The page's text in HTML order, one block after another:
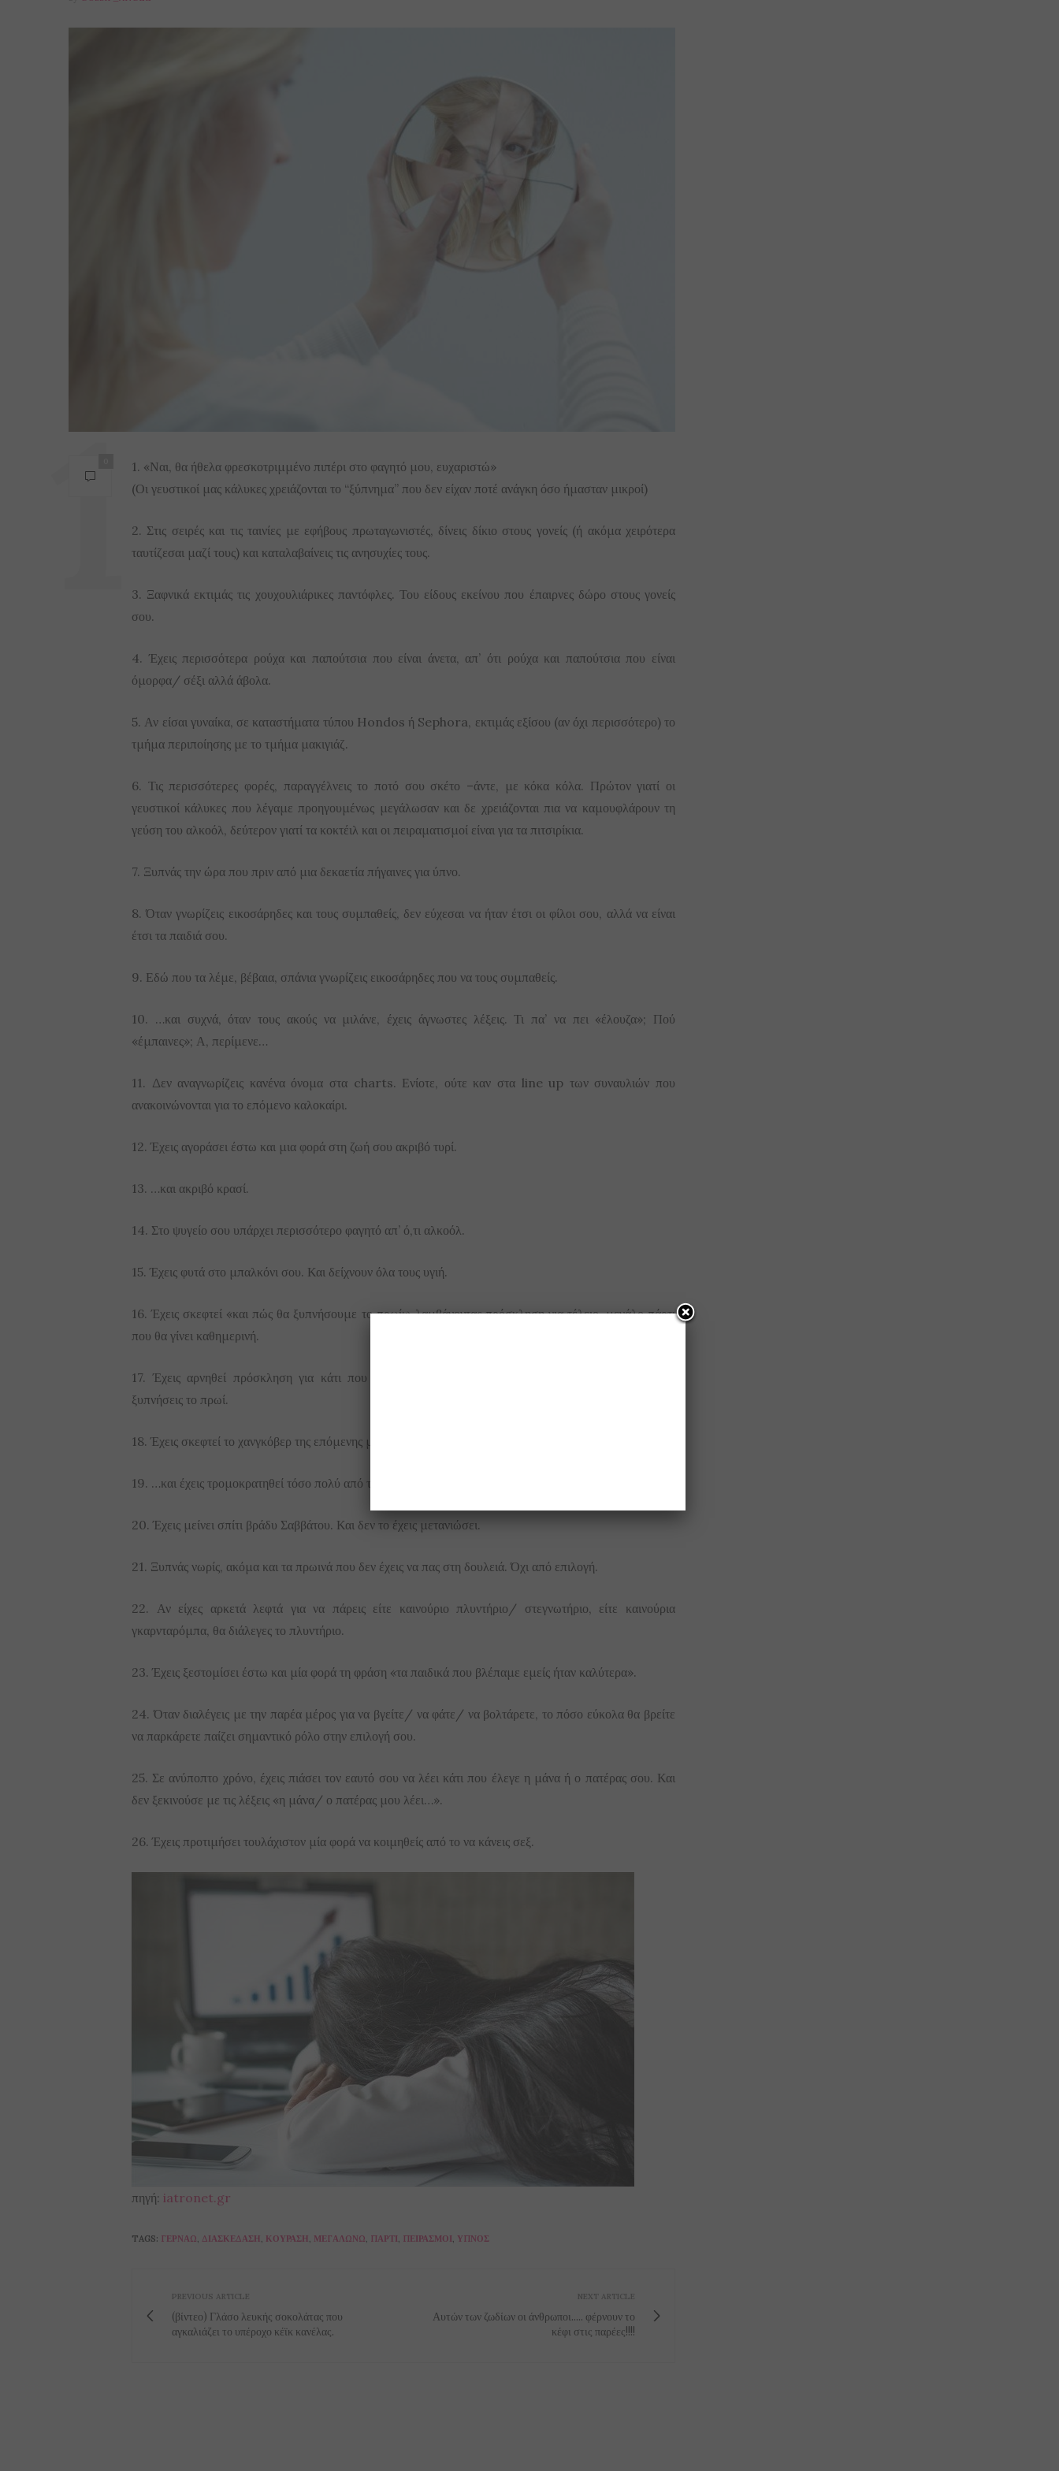
1. «Ναι, θα ήθελα φρεσκοτριμμένο πιπέρι στο φαγητό μου, ευχαριστώ»
(Οι γευστικοί μας κάλυκες χρειάζονται το “ξύπνημα” που δεν είχαν ποτέ ανάγκη όσο ήμασταν μικροί)
2. Στις σειρές και τις ταινίες με εφήβους πρωταγωνιστές, δίνεις δίκιο στους γονείς (ή ακόμα χειρότερα
ταυτίζεσαι μαζί τους) και καταλαβαίνεις τις ανησυχίες τους.
3. Ξαφνικά εκτιμάς τις χουχουλιάρικες παντόφλες. Του είδους εκείνου που έπαιρνες δώρο στους γονείς
σου.
4. Έχεις περισσότερα ρούχα και παπούτσια που είναι άνετα, απ’ ότι ρούχα και παπούτσια που είναι
όμορφα/ σέξι αλλά άβολα.
5. Αν είσαι γυναίκα, σε καταστήματα τύπου Hondos ή Sephora, εκτιμάς εξίσου (αν όχι περισσότερο) το
τμήμα περιποίησης με το τμήμα μακιγιάζ.
6. Τις περισσότερες φορές, παραγγέλνεις το ποτό σου σκέτο –άντε, με κόκα κόλα. Πρώτον γιατί οι
γευστικοί κάλυκες που λέγαμε προηγουμένως μεγάλωσαν και δε χρειάζονται πια να καμουφλάρουν τη
γεύση του αλκοόλ, δεύτερον γιατί τα κοκτέιλ και οι πειραματισμοί είναι για τα πιτσιρίκια.
7. Ξυπνάς την ώρα που πριν από μια δεκαετία πήγαινες για ύπνο.
8. Όταν γνωρίζεις εικοσάρηδες και τους συμπαθείς, δεν εύχεσαι να ήταν έτσι οι φίλοι σου, αλλά να είναι
έτσι τα παιδιά σου.
9. Εδώ που τα λέμε, βέβαια, σπάνια γνωρίζεις εικοσάρηδες που να τους συμπαθείς.
10. …και συχνά, όταν τους ακούς να μιλάνε, έχεις άγνωστες λέξεις. Τι πα’ να πει «έλουζα»; Πού
«έμπαινες»; Α, περίμενε…
11. Δεν αναγνωρίζεις κανένα όνομα στα charts. Ενίοτε, ούτε καν στα line up των συναυλιών που
ανακοινώνονται για το επόμενο καλοκαίρι.
12. Έχεις αγοράσει έστω και μια φορά στη ζωή σου ακριβό τυρί.
13. …και ακριβό κρασί.
14. Στο ψυγείο σου υπάρχει περισσότερο φαγητό απ’ ό,τι αλκοόλ.
15. Έχεις φυτά στο μπαλκόνι σου. Και δείχνουν όλα τους υγιή.
16. Έχεις σκεφτεί «και πώς θα ξυπνήσουμε το πρωί;» λαμβάνοντας πρόσκληση για τέλειο, μεγάλο πάρτι
που θα γίνει καθημερινή.
17. Έχεις αρνηθεί πρόσκληση για κάτι που θα συνέβαινε καθημερινή, επειδή ανησυχούσες πώς θα
ξυπνήσεις το πρωί.
18. Έχεις σκεφτεί το χανγκόβερ της επόμενης μέρας, ενώ είσαι έξω και πίνεις.
19. …και έχεις τρομοκρατηθεί τόσο πολύ από τη σκέψη, που σταμάτησες να πίνεις.
20. Έχεις μείνει σπίτι βράδυ Σαββάτου. Και δεν το έχεις μετανιώσει.
21. Ξυπνάς νωρίς, ακόμα και τα πρωινά που δεν έχεις να πας στη δουλειά. Όχι από επιλογή.
22. Αν είχες αρκετά λεφτά για να πάρεις είτε καινούριο πλυντήριο/ στεγνωτήριο, είτε καινούρια
γκαρνταρόμπα, θα διάλεγες το πλυντήριο.
23. Έχεις ξεστομίσει έστω και μία φορά τη φράση «τα παιδικά που βλέπαμε εμείς ήταν καλύτερα».
24. Όταν διαλέγεις με την παρέα μέρος για να βγείτε/ να φάτε/ να βολτάρετε, το πόσο εύκολα θα βρείτε
να παρκάρετε παίζει σημαντικό ρόλο στην επιλογή σου.
25. Σε ανύποπτο χρόνο, έχεις πιάσει τον εαυτό σου να λέει κάτι που έλεγε η μάνα ή ο πατέρας σου. Και
δεν ξεκινούσε με τις λέξεις «η μάνα/ ο πατέρας μου λέει…».
26. Έχεις προτιμήσει τουλάχιστον μία φορά να κοιμηθείς από το να κάνεις σεξ.
πηγή: iatronet.gr
TAGS: ΓΕΡΝΆΩ, ΔΙΑΣΚΈΔΑΣΗ, ΚΟΎΡΑΣΗ, ΜΕΓΑΛΏΝΩ, ΠΆΡΤΙ, ΠΕΙΡΑΣΜΟΊ, ΎΠΝΟΣ
PREVIOUS ARTICLE
(βίντεο) Γλάσο λευκής σοκολάτας που
αγκαλιάζει το υπέροχο κέϊκ κανέλας.
NEXT ARTICLE
Αυτών των ζωδίων οι άνθρωποι..... φέρνουν το
κέφι στις παρέες!!!!